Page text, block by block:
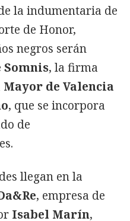
la indumentaria de
de Honor,
negros serán
Somnis, la firma
de Valencia
, que se incorpora
de
llegan en la
, empresa de
Isabel Marín,